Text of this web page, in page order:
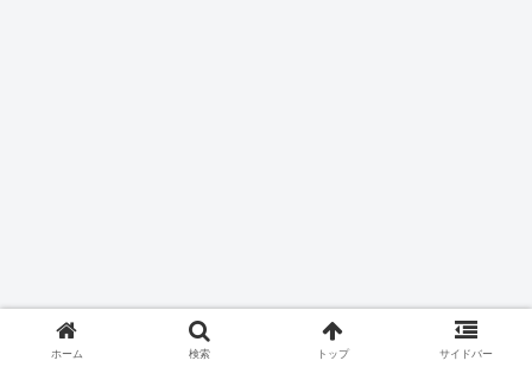
ホーム 検索 トップ サイドバー